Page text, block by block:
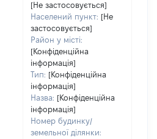
[Не застосовується]
Населений пункт: [Не
застосовується]
Район у місті:
[Конфіденційна
інформація]
Тип: [Конфіденційна
інформація]
Назва: [Конфіденційна
інформація]
Номер будинку/
земельної ділянки: